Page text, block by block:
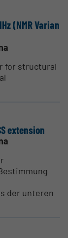
(NMR Varian
for structural
extension
der unteren